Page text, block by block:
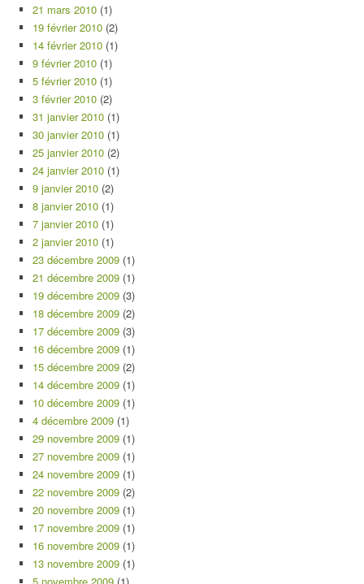
21 mars 2010 (1)
19 février 2010 (2)
14 février 2010 (1)
9 février 2010 (1)
5 février 2010 (1)
3 février 2010 (2)
31 janvier 2010 (1)
30 janvier 2010 (1)
25 janvier 2010 (2)
24 janvier 2010 (1)
9 janvier 2010 (2)
8 janvier 2010 (1)
7 janvier 2010 (1)
2 janvier 2010 (1)
23 décembre 2009 (1)
21 décembre 2009 (1)
19 décembre 2009 (3)
18 décembre 2009 (2)
17 décembre 2009 (3)
16 décembre 2009 (1)
15 décembre 2009 (2)
14 décembre 2009 (1)
10 décembre 2009 (1)
4 décembre 2009 (1)
29 novembre 2009 (1)
27 novembre 2009 (1)
24 novembre 2009 (1)
22 novembre 2009 (2)
20 novembre 2009 (1)
17 novembre 2009 (1)
16 novembre 2009 (1)
13 novembre 2009 (1)